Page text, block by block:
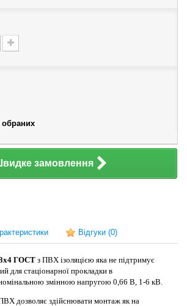
замовлення
Відгуки (0)
ГОСТ з ПВХ ізоляцією яка не підтримує
для стаціонарної прокладки в
змінною напругою 0,66 В, 1-6 кВ.
ПВХ дозволяє здійснювати монтаж як на